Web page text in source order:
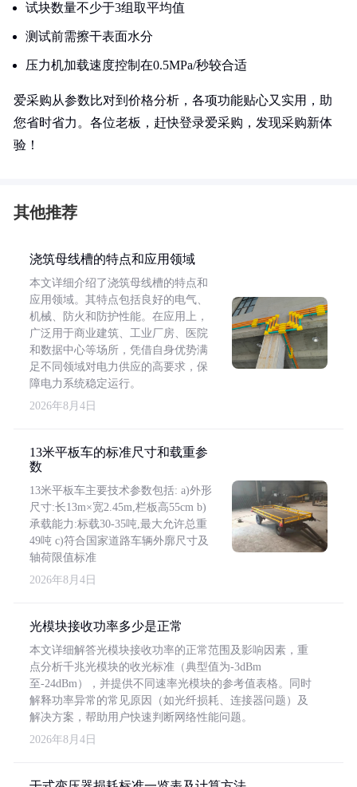
试块数量不少于3组取平均值
测试前需擦干表面水分
压力机加载速度控制在0.5MPa/秒较合适
爱采购从参数比对到价格分析，各项功能贴心又实用，助
您省时省力。各位老板，赶快登录爱采购，发现采购新体
验！
其他推荐
浇筑母线槽的特点和应用领域
本文详细介绍了浇筑母线槽的特点和
应用领域。其特点包括良好的电气、
机械、防火和防护性能。在应用上，
广泛用于商业建筑、工业厂房、医院
和数据中心等场所，凭借自身优势满
足不同领域对电力供应的高要求，保
障电力系统稳定运行。
2026年8月4日
13米平板车的标准尺寸和载重参
数
13米平板车主要技术参数包括: a)外形
尺寸:长13m×宽2.45m,栏板高55cm b)
承载能力:标载30-35吨,最大允许总重
49吨 c)符合国家道路车辆外廓尺寸及
轴荷限值标准
2026年8月4日
光模块接收功率多少是正常
本文详细解答光模块接收功率的正常范围及影响因素，重
点分析千兆光模块的收光标准（典型值为-3dBm
至-24dBm），并提供不同速率光模块的参考值表格。同时
解释功率异常的常见原因（如光纤损耗、连接器问题）及
解决方案，帮助用户快速判断网络性能问题。
2026年8月4日